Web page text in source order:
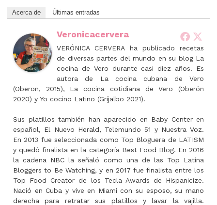
Acerca de Últimas entradas
Veronicacervera
VERÓNICA CERVERA ha publicado recetas
de diversas partes del mundo en su blog La
cocina de Vero durante casi diez años. Es
autora de La cocina cubana de Vero
(Oberon, 2015), La cocina cotidiana de Vero (Oberón
2020) y Yo cocino Latino (Grijalbo 2021).
Sus platillos también han aparecido en Baby Center en
español, El Nuevo Herald, Telemundo 51 y Nuestra Voz.
En 2013 fue seleccionada como Top Bloguera de LATISM
y quedó finalista en la categoría Best Food Blog. En 2016
la cadena NBC la señaló como una de las Top Latina
Bloggers to Be Watching, y en 2017 fue finalista entre los
Top Food Creator de los Tecla Awards de Hispanicize.
Nació en Cuba y vive en Miami con su esposo, su mano
derecha para retratar sus platillos y lavar la vajilla.